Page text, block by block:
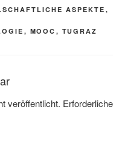
ASPEKTE ,
, MOOC , TUGRAZ
veröffentlicht. Erforderliche